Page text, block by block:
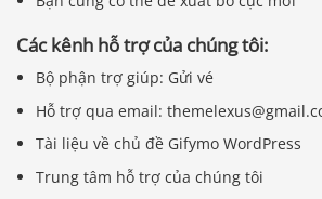
Các kênh hỗ trợ của chúng tôi:
Bộ phận trợ giúp: Gửi vé
Hỗ trợ qua email:
Tài liệu về chủ đề Gifymo WordPress
Trung tâm hỗ trợ của chúng tôi